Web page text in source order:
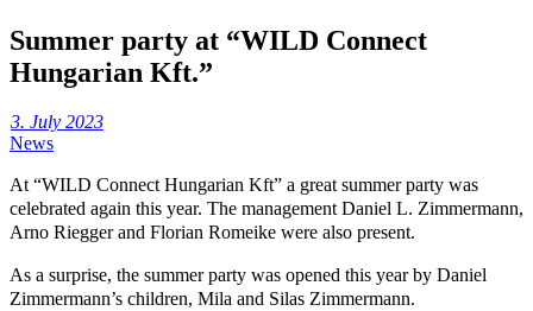
Summer party at “WILD Connect
Hungarian Kft.”
3. July 2023
News
At “WILD Connect Hungarian Kft” a great summer party was
celebrated again this year. The management Daniel L. Zimmermann,
Arno Riegger and Florian Romeike were also present.
As a surprise, the summer party was opened this year by Daniel
Zimmermann’s children, Mila and Silas Zimmermann.